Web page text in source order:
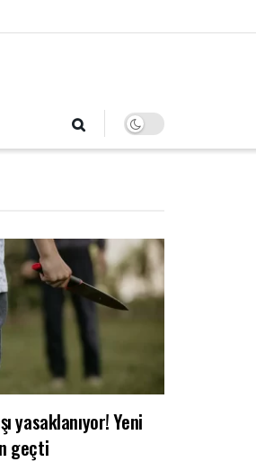
yasaklanıyor! Yeni
geçti